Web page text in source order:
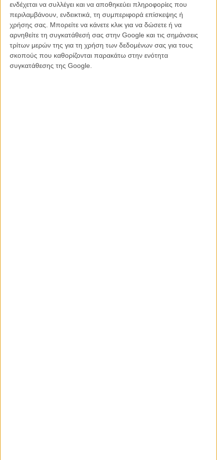
ενδέχεται να συλλέγει και να αποθηκεύει πληροφορίες που
περιλαμβάνουν, ενδεικτικά, τη συμπεριφορά επίσκεψης ή
χρήσης σας. Μπορείτε να κάνετε κλικ για να δώσετε ή να
αρνηθείτε τη συγκατάθεσή σας στην Google και τις σημάνσεις
τρίτων μερών της για τη χρήση των δεδομένων σας για τους
σκοπούς που καθορίζονται παρακάτω στην ενότητα
συγκατάθεσης της Google.